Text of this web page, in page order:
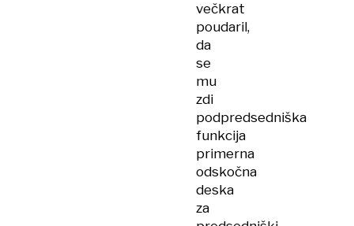
večkrat
poudaril,
da
se
mu
zdi
podpredsedniška
funkcija
primerna
odskočna
deska
za